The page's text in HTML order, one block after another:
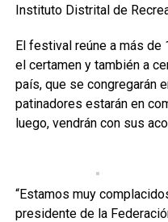
Instituto Distrital de
El festival reúne a más de
el certamen y también a
país, que se congregarán
patinadores estarán en
luego, vendrán con sus
“Estamos muy
presidente de la